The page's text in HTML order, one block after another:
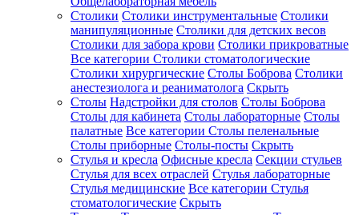
Столики Столики инструментальные Столики
манипуляционные Столики для детских весов
Столики для забора крови Столики прикроватные
Все категории Столики стоматологические
Столики хирургические Столы Боброва Столики
анестезиолога и реаниматолога Скрыть
Столы Надстройки для столов Столы Боброва
Столы для кабинета Столы лабораторные Столы
палатные Все категории Столы пеленальные
Столы приборные Столы-посты Скрыть
Стулья и кресла Офисные кресла Секции стульев
Стулья для всех отраслей Стулья лабораторные
Стулья медицинские Все категории Стулья
стоматологические Скрыть